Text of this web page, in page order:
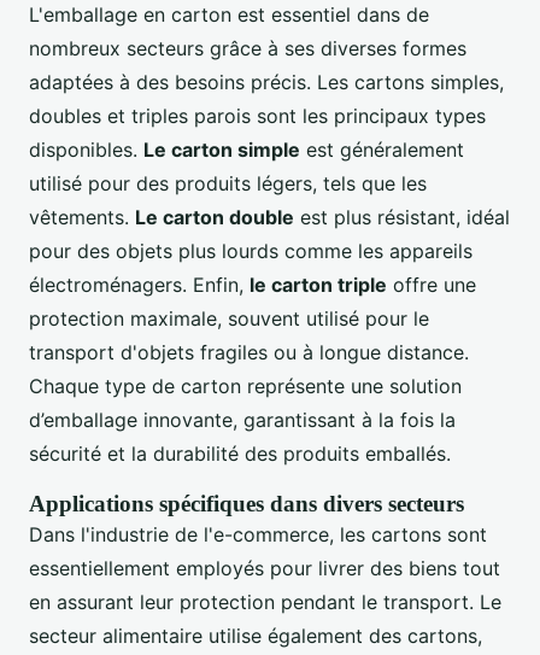
L'emballage en carton est essentiel dans de
nombreux secteurs grâce à ses diverses formes
adaptées à des besoins précis. Les cartons simples,
doubles et triples parois sont les principaux types
disponibles. Le carton simple est généralement
utilisé pour des produits légers, tels que les
vêtements. Le carton double est plus résistant, idéal
pour des objets plus lourds comme les appareils
électroménagers. Enfin, le carton triple offre une
protection maximale, souvent utilisé pour le
transport d'objets fragiles ou à longue distance.
Chaque type de carton représente une solution
d’emballage innovante, garantissant à la fois la
sécurité et la durabilité des produits emballés.
Applications spécifiques dans divers secteurs
Dans l'industrie de l'e-commerce, les cartons sont
essentiellement employés pour livrer des biens tout
en assurant leur protection pendant le transport. Le
secteur alimentaire utilise également des cartons,